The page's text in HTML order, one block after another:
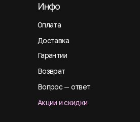
Оплата
Инфо
Доставка
Гарантии
Возврат
Вопрос — ответ
Акции и скидки